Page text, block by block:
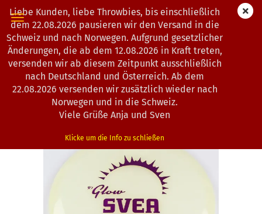
Liebe Kunden, liebe Throwbies, bis einschließlich
dem 22.08.2026 pausieren wir den Versand in die
Schweiz und nach Norwegen. Aufgrund gesetzlicher
Änderungen, die ab dem 12.08.2026 in Kraft treten,
versenden wir ab diesem Zeitpunkt ausschließlich
nach Deutschland und Österreich. Ab dem
22.08.2026 versenden wir zusätzlich wieder nach
Norwegen und in die Schweiz.
Viele Grüße Anja und Sven
Klicke um die Info zu schließen
« Erster « zurück weiter »
Letzter »
Artikel in dieser Kategorie
Kastaplast | Svea | K1-Glow-Line
1302219 )